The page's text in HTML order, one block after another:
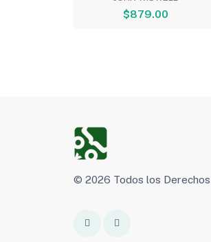
$879.00
© 2026 Todos los